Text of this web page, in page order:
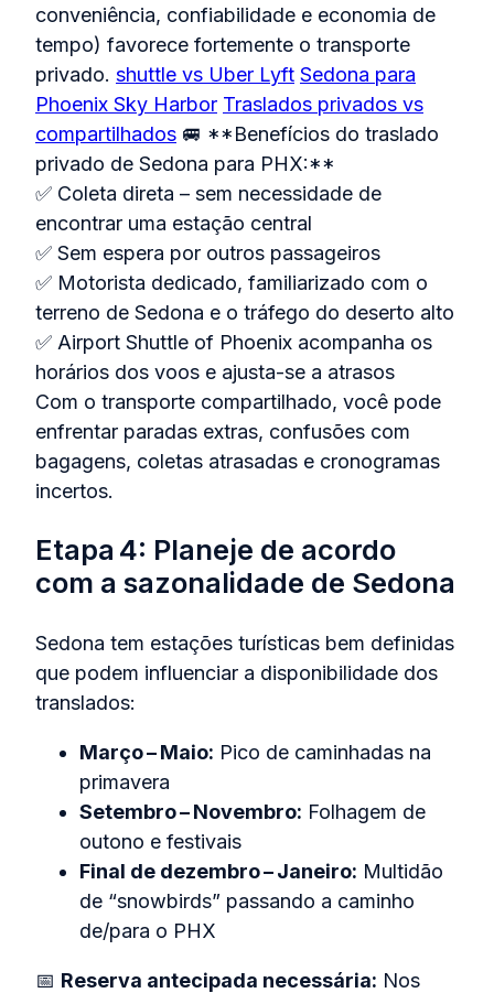
conveniência, confiabilidade e economia de
tempo) favorece fortemente o transporte
privado. shuttle vs Uber Lyft Sedona para
Phoenix Sky Harbor Traslados privados vs
compartilhados 🚐 **Benefícios do traslado
privado de Sedona para PHX:**
✅ Coleta direta – sem necessidade de
encontrar uma estação central
✅ Sem espera por outros passageiros
✅ Motorista dedicado, familiarizado com o
terreno de Sedona e o tráfego do deserto alto
✅ Airport Shuttle of Phoenix acompanha os
horários dos voos e ajusta-se a atrasos
Com o transporte compartilhado, você pode
enfrentar paradas extras, confusões com
bagagens, coletas atrasadas e cronogramas
incertos.
Etapa 4: Planeje de acordo
com a sazonalidade de Sedona
Sedona tem estações turísticas bem definidas
que podem influenciar a disponibilidade dos
translados:
Março – Maio: Pico de caminhadas na
primavera
Setembro – Novembro: Folhagem de
outono e festivais
Final de dezembro – Janeiro: Multidão
de “snowbirds” passando a caminho
de/para o PHX
📅 Reserva antecipada necessária: Nos